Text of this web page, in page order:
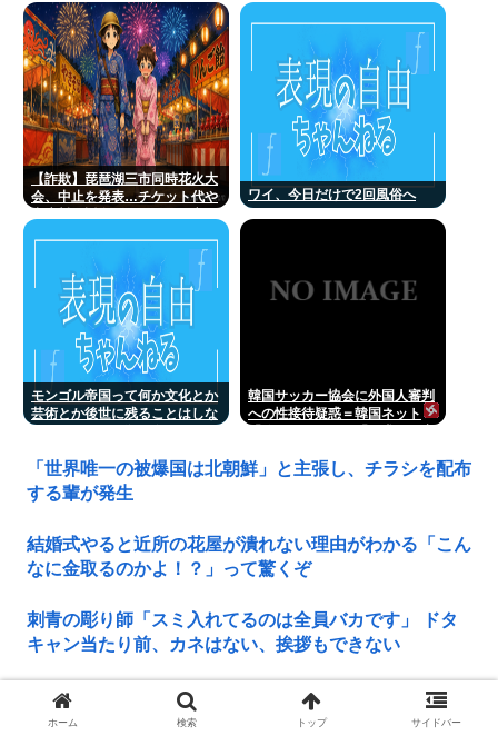
語”お受験”事情・学習法を徹底
解説
【詐欺】琵琶湖三市同時花火大
会、中止を発表…チケット代や
ワイ、今日だけで2回風俗へ
モンゴル帝国って何か文化とか
芸術とか後世に残ることはしな
韓国サッカー協会に外国人審判
への性接待疑惑＝韓国ネット
「世界唯一の被爆国は北朝鮮」と主張し、チラシを配布
する輩が発生
結婚式やると近所の花屋が潰れない理由がわかる「こん
なに金取るのかよ！？」って驚くぞ
刺青の彫り師「スミ入れてるのは全員バカです」 ドタ
キャン当たり前、カネはない、挨拶もできない
ワイ、今日だけで2回風俗へ
ホーム 検索 トップ サイドバー